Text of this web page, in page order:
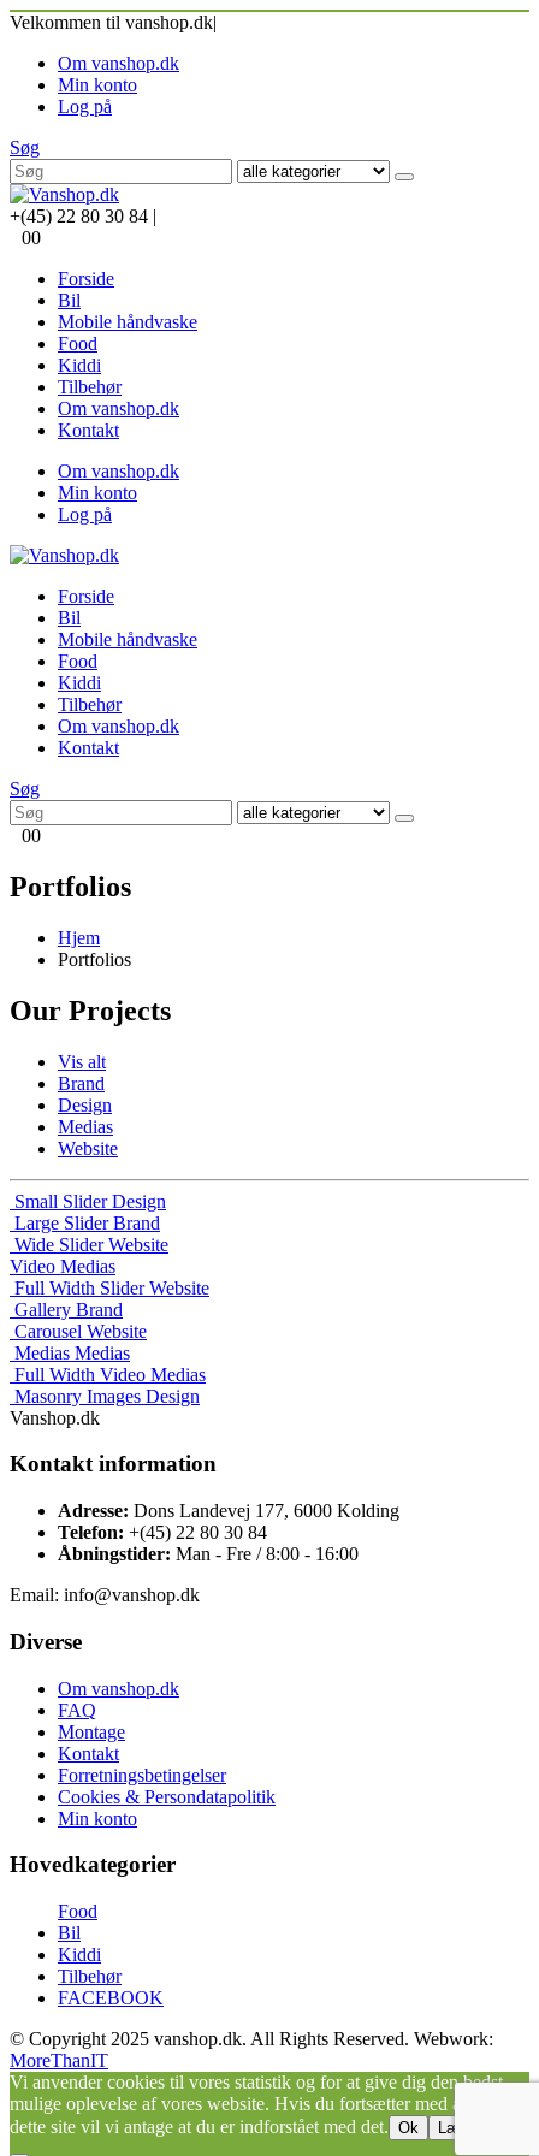
Velkommen til vanshop.dk|
Om vanshop.dk
Min konto
Log på
Søg
+(45) 22 80 30 84 |
00
Forside
Bil
Mobile håndvaske
Food
Kiddi
Tilbehør
Om vanshop.dk
Kontakt
Om vanshop.dk
Min konto
Log på
Forside
Bil
Mobile håndvaske
Food
Kiddi
Tilbehør
Om vanshop.dk
Kontakt
Søg
00
Portfolios
Hjem
Portfolios
Our Projects
Vis alt
Brand
Design
Medias
Website
Small Slider Design
Large Slider Brand
Wide Slider Website
Video Medias
Full Width Slider Website
Gallery Brand
Carousel Website
Medias Medias
Full Width Video Medias
Masonry Images Design
Vanshop.dk
Kontakt information
Adresse: Dons Landevej 177, 6000 Kolding
Telefon: +(45) 22 80 30 84
Åbningstider: Man - Fre / 8:00 - 16:00
Email: info@vanshop.dk
Diverse
Om vanshop.dk
FAQ
Montage
Kontakt
Forretningsbetingelser
Cookies & Persondatapolitik
Min konto
Hovedkategorier
Food
Bil
Kiddi
Tilbehør
FACEBOOK
© Copyright 2025 vanshop.dk. All Rights Reserved. Webwork:
MoreThanIT
Vi anvender cookies til vores statistik og for at give dig den bedst
mulige oplevelse af vores website. Hvis du fortsætter med at bruge
dette site vil vi antage at du er indforstået med det. Ok Læs mere